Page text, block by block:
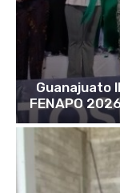
Guanajuato
FENAPO